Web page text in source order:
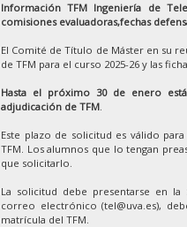
Información TFM Ingeniería de
comisiones evaluadoras,fechas
El Comité de Título de Máster en su
de TFM para el curso 2025-26 y las
Hasta el próximo 30 de enero
adjudicación de TFM.
Este plazo de solicitud es válido
TFM. Los alumnos que lo tengan
que solicitarlo.
La solicitud debe presentarse en
correo electrónico (tel@uva.es),
matrícula del TFM.